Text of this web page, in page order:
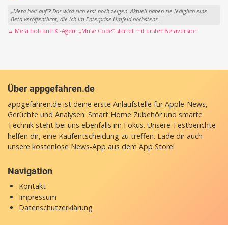
„Meta holt auf“? Das wird sich erst noch zeigen. Aktuell haben sie lediglich eine
Beta veröffentlicht, die ich im Enterprise Umfeld höchstens...
→ Meta holt auf: KI-Agent „Muse Code“ startet mit erster Betaversion
Über appgefahren.de
appgefahren.de ist deine erste Anlaufstelle für Apple-News,
Gerüchte und Analysen. Smart Home Zubehör und smarte
Technik steht bei uns ebenfalls im Fokus. Unsere Testberichte
helfen dir, eine Kaufentscheidung zu treffen. Lade dir auch
unsere kostenlose News-App aus dem App Store!
Navigation
Kontakt
Impressum
Datenschutzerklärung